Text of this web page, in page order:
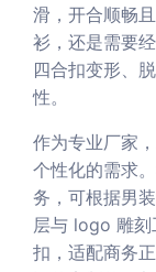
滑，开合顺畅
衫，还是需要
四合扣变形、
性。
作为专业厂家
个性化的需求
务，可根据男
层与 logo 雕刻
扣，适配商务